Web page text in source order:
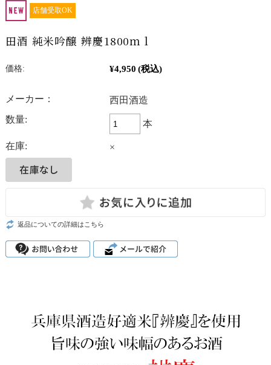
店舗受取OK
田酒 純米吟醸 辨慶1800ｍｌ
価格: ¥4,950 (税込)
メーカー：
西田酒造
数量:
本
在庫: ×
返品についての詳細はこちら